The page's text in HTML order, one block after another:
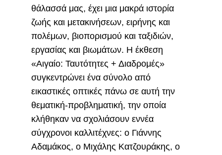
θάλασσά μας, έχει μια μακρά ιστορία
ζωής και μετακινήσεων, ειρήνης και
πολέμων, βιοπορισμού και ταξιδιών,
εργασίας και βιωμάτων. Η έκθεση
«Αιγαίο: Ταυτότητες + Διαδρομές»
συγκεντρώνει ένα σύνολο από
εικαστικές οπτικές πάνω σε αυτή την
θεματική-προβληματική, την οποία
κλήθηκαν να σχολιάσουν εννέα
σύγχρονοι καλλιτέχνες: ο Γιάννης
Αδαμάκος, ο Μιχάλης Κατζουράκης, ο